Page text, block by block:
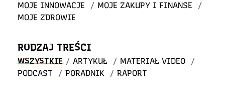
MOJE INNOWACJE
/ MOJE ZAKUPY I FINANSE
/
MOJE ZDROWIE
RODZAJ TREŚCI
WSZYSTKIE / ARTYKUŁ / MATERIAŁ VIDEO
/
PODCAST
/ PORADNIK / RAPORT